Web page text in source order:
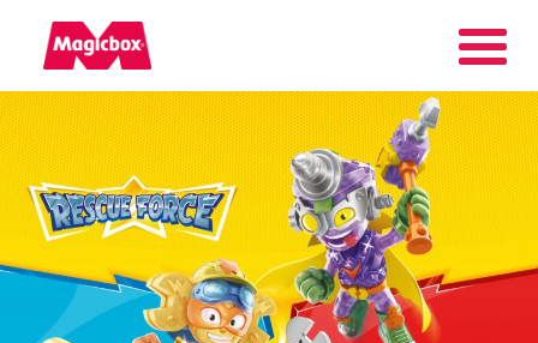
Nuestras marcas
Collectors Area